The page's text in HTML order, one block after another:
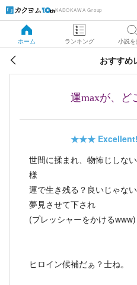
KADOKAWA Group
ホーム ランキング 小説
おすすめ
運maxが、ど
★★★
世間に揉まれ、物怖じしな
様
運で生き残る？良いじゃな
夢見させて下され
(プレッシャーをかけるwww)
ヒロイン候補だぁ？士ね。